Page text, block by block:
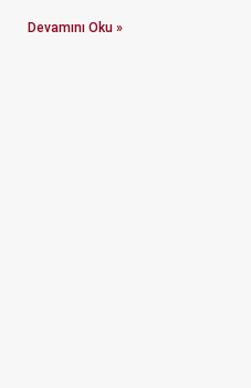
Devamını Oku »